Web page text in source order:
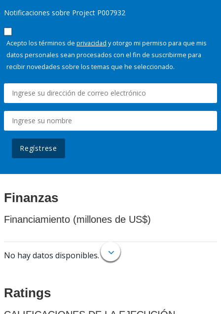
Notificaciones sobre Project P007932
Acepto los términos de privacidad y otorgo mi permiso para que mis
datos personales sean procesados con el fin de suscribirme para
recibir novedades sobre los temas que he seleccionado.
Regístrese
Finanzas
Financiamiento (millones de US$)
No hay datos disponibles.
Ratings